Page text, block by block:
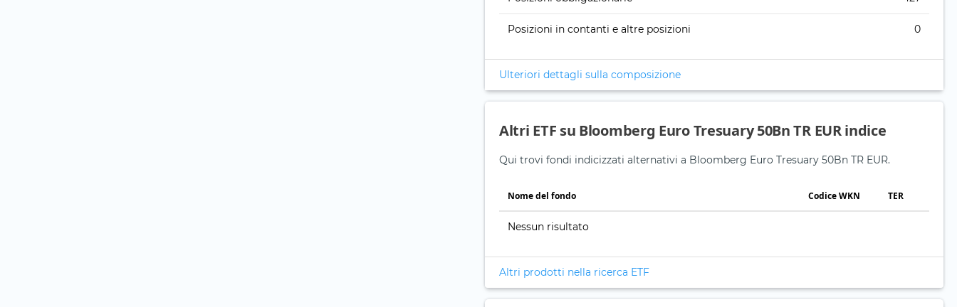
Posizioni in contanti e altre posizioni 0
Ulteriori dettagli sulla composizione
Altri ETF su Bloomberg Euro Tresuary 50Bn TR EUR indice
Qui trovi fondi indicizzati alternativi a Bloomberg Euro Tresuary 50Bn TR EUR.
Nome del fondo Codice WKN TER
Nessun risultato
Altri prodotti nella ricerca ETF